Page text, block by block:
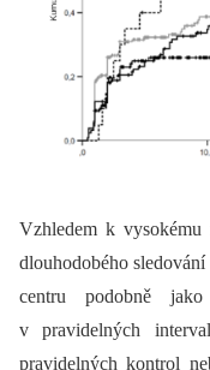
Vzhledem k vysokému
dlouhodobého
centru podobně
v pravidelných
pravidelných kontrol